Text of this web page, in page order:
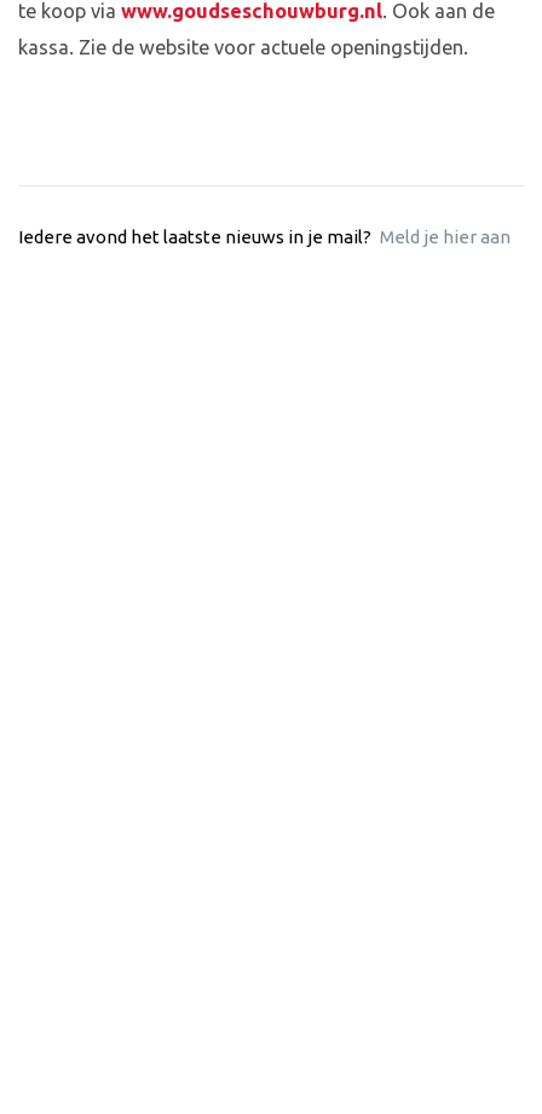
te koop via www.goudseschouwburg.nl. Ook aan de
kassa. Zie de website voor actuele openingstijden.
Iedere avond het laatste nieuws in je mail? Meld je hier aan